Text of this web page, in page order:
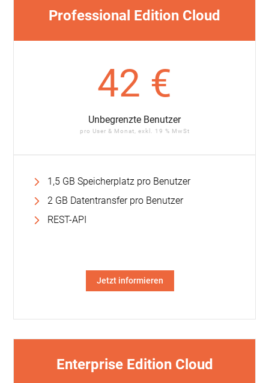
Professional Edition Cloud
42 €
Unbegrenzte Benutzer
pro User & Monat, exkl. 19 % MwSt
1,5 GB Speicherplatz pro Benutzer
2 GB Datentransfer pro Benutzer
REST-API
Jetzt informieren
Enterprise Edition Cloud